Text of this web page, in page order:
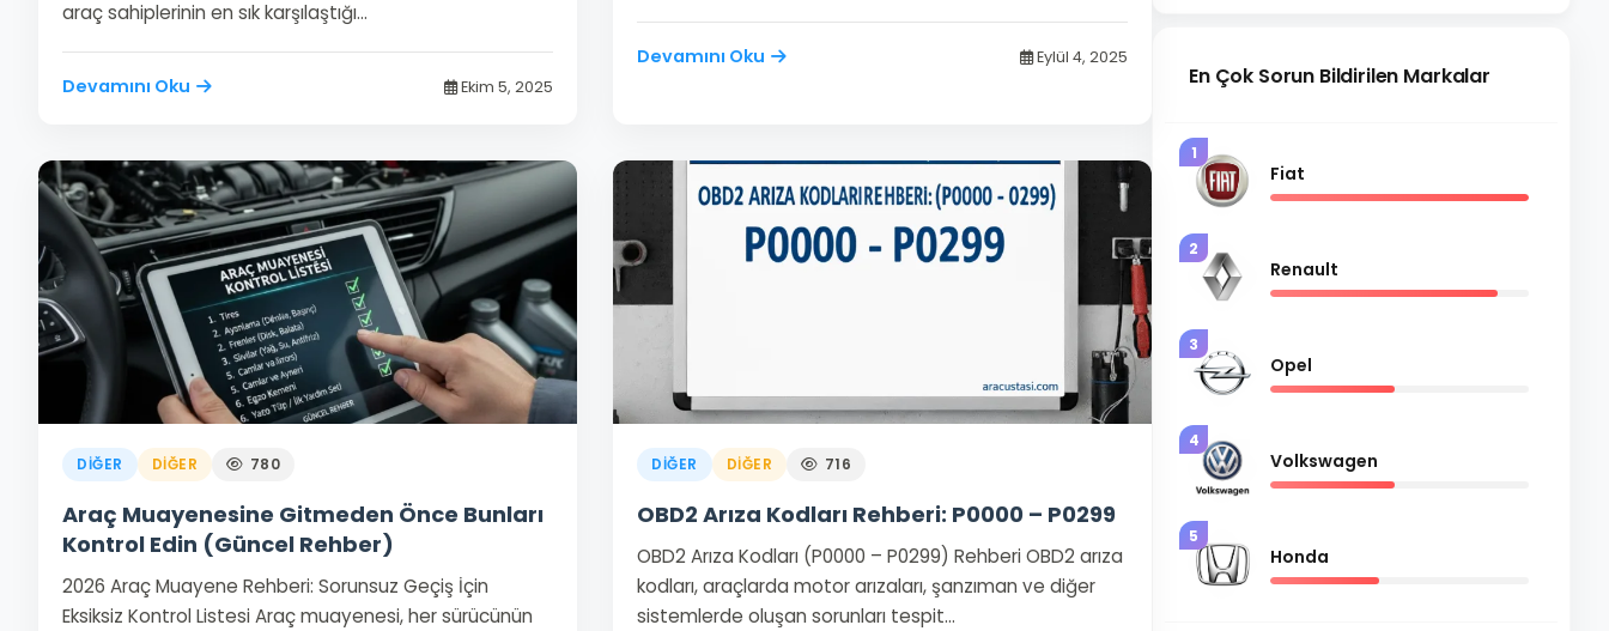
araç sahiplerinin en sık karşılaştığı…
Devamını Oku Ekim 5, 2025
Devamını Oku Eylül 4, 2025
DIĞER DIĞER 780
Araç Muayenesine Gitmeden Önce Bunları
Kontrol Edin (Güncel Rehber)
2026 Araç Muayene Rehberi: Sorunsuz Geçiş İçin
Eksiksiz Kontrol Listesi Araç muayenesi, her sürücünün
DIĞER DIĞER 716
OBD2 Arıza Kodları Rehberi: P0000 – P0299
OBD2 Arıza Kodları (P0000 – P0299) Rehberi OBD2 arıza
kodları, araçlarda motor arızaları, şanzıman ve diğer
sistemlerde oluşan sorunları tespit…
En Çok Sorun Bildirilen Markalar
1
Fiat
2
Renault
3
Opel
4
Volkswagen
5
Honda